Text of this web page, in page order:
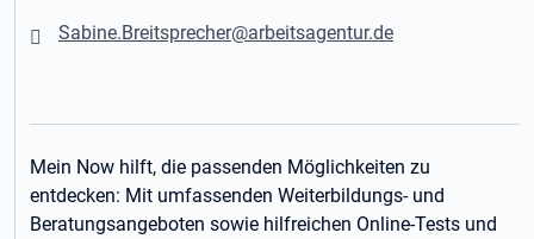
Sabine.Breitsprecher@arbeitsagentur.de
Mein Now hilft, die passenden Möglichkeiten zu
entdecken: Mit umfassenden Weiterbildungs- und
Beratungsangeboten sowie hilfreichen Online-Tests und